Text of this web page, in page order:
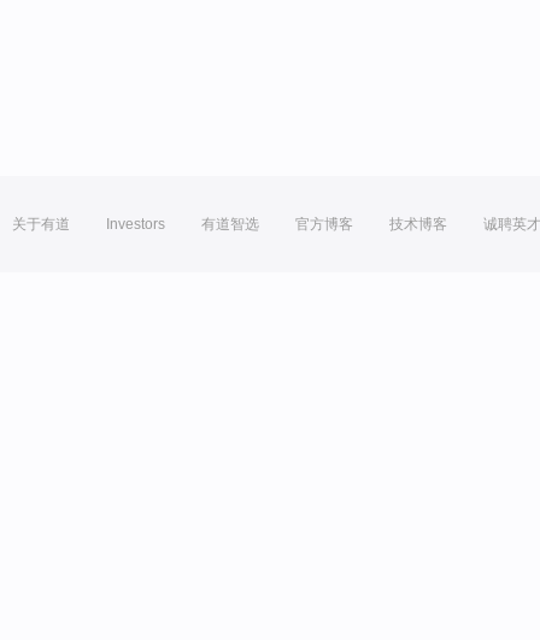
关于有道 Investors 有道智选 官方博客 技术博客 诚聘英才